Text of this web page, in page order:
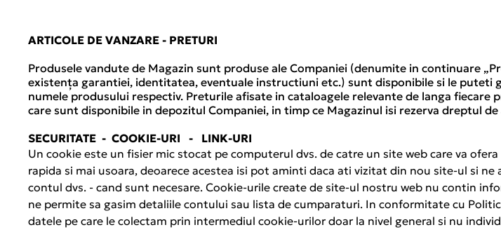
ARTICOLE DE VANZARE - PRETURI
Produsele vandute de Magazin sunt produse ale Companiei (denumite in continuare
existența garantiei, identitatea, eventuale instructiuni etc.) sunt disponibile si le puteti
numele produsului respectiv. Preturile afisate in cataloagele relevante de langa
care sunt disponibile in depozitul Companiei, in timp ce Magazinul isi rezerva dreptul
SECURITATE - COOKIE-URI - LINK-URI
Un cookie este un fisier mic stocat pe computerul dvs. de catre un site web care va
rapida si mai usoara, deoarece acestea isi pot aminti daca ati vizitat din nou site-ul si
contul dvs. - cand sunt necesare. Cookie-urile create de site-ul nostru web nu contin
ne permite sa gasim detaliile contului sau lista de cumparaturi. In conformitate cu
datele pe care le colectam prin intermediul cookie-urilor doar la nivel general si nu